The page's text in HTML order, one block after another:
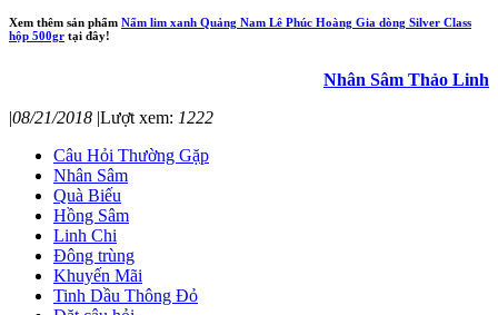
Xem thêm sản phẩm Nấm lim xanh Quảng Nam Lê Phúc Hoàng Gia dòng Silver Class
hộp 500gr tại đây!
Nhân Sâm Thảo Linh
|08/21/2018 |Lượt xem: 1222
Câu Hỏi Thường Gặp
Nhân Sâm
Quà Biếu
Hồng Sâm
Linh Chi
Đông trùng
Khuyến Mãi
Tinh Dầu Thông Đỏ